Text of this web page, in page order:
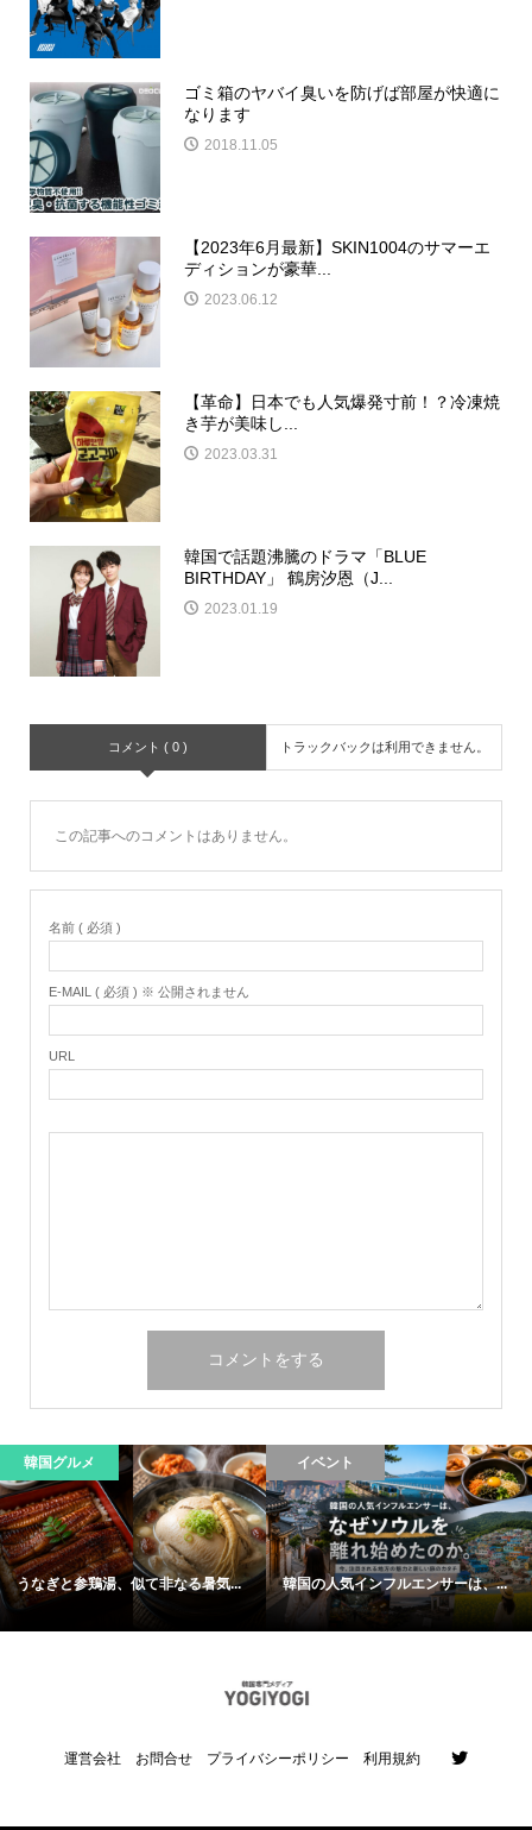
ゴミ箱のヤバイ臭いを防げば部屋が快適に
なります
2018.11.05
【2023年6月最新】SKIN1004のサマーエ
ディションが豪華...
2023.06.12
【革命】日本でも人気爆発寸前！？冷凍焼
き芋が美味し...
2023.03.31
韓国で話題沸騰のドラマ「BLUE
BIRTHDAY」 鶴房汐恩（J...
2023.01.19
コメント ( 0 ) トラックバックは利用できません。
この記事へのコメントはありません。
名前 ( 必須 )
E-MAIL ( 必須 ) ※ 公開されません
URL
韓国グルメ
うなぎと参鶏湯、似て非なる暑気...
イベント
韓国の人気インフルエンサーは、...
運営会社 お問合せ プライバシーポリシー 利用規約